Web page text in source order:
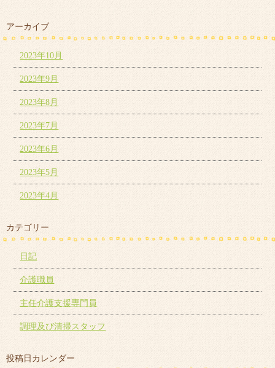
アーカイブ
2023年10月
2023年9月
2023年8月
2023年7月
2023年6月
2023年5月
2023年4月
カテゴリー
日記
介護職員
主任介護支援専門員
調理及び清掃スタッフ
投稿日カレンダー